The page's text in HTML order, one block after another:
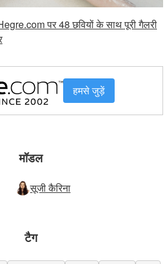
पर 48 छवियों के साथ पूरी गैलरी
हमसे जुड़ें
मॉडल
सूजी कैरिना
टैग